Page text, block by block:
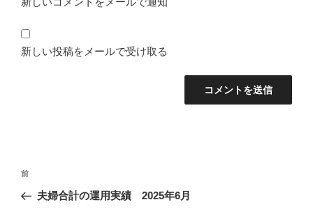
新しい投稿をメールで受け取る
投
ナ
前
の
前
夫婦合計の運用実績 2025年6月